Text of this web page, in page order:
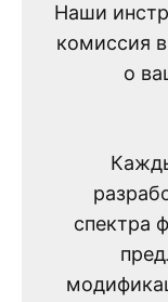
Наши
комиссия
о
спектра